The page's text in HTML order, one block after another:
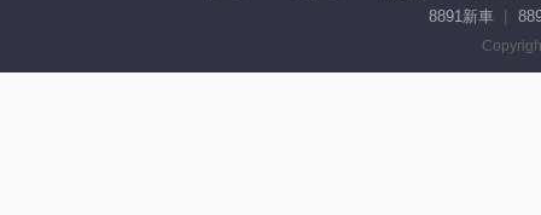
8891新車